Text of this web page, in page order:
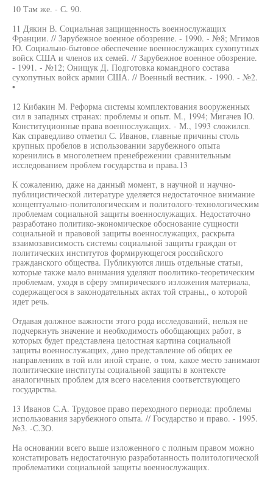
10 Там же. - С. 90.
11 Дякин В. Социальная защищенность военнослужащих
Франции. // Зарубежное военное обозрение. - 1990. - №8; Мгимов
Ю. Социально-бытовое обеспечение военнослужащих сухопутных
войск США и членов их семей. // Зарубежное военное обозрение.
- 1991. - №12; Онищук Д. Подготовка командного состава
сухопутных войск армии США. // Военный вестник. - 1990. - №2.
•
12 Кибакин М. Реформа системы комплектования вооруженных
сил в западных странах: проблемы и опыт. М., 1994; Мигачев Ю.
Конституционные права военнослужащих. - М., 1993 сложился.
Как справедливо отметил С. Иванов, главные причины столь
крупных пробелов в использовании зарубежного опыта
коренились в многолетнем пренебрежении сравнительным
исследованием проблем государства и права.13
К сожалению, даже на данный момент, в научной и научно-
публицистической литературе уделяется недостаточное внимание
концептуально-политологическим и политолого-технологическим
проблемам социальной защиты военнослужащих. Недостаточно
разработано политико-экономическое обоснование сущности
социальной и правовой защиты военнослужащих, раскрыта
взаимозависимость системы социальной защиты граждан от
политических институтов формирующегося российского
гражданского общества. Публикуются лишь отдельные статьи,
которые также мало внимания уделяют поолитико-теоретическим
проблемам, уходя в сферу эмпирического изложения материала,
содержащегося в законодательных актах той страны,, о которой
идет речь.
Отдавая должное важности этого рода исследований, нельзя не
подчеркнуть значение и необходимость обобщающих работ, в
которых будет представлена целостная картина социальной
защиты военнослужащих, дано представление об общих ее
направлениях в той или иной стране, о том, какое место занимают
политические институты социальной защиты в контексте
аналогичных проблем для всего населения соответствующего
государства.
13 Иванов С.А. Трудовое право переходного периода: проблемы
использования зарубежного опыта. // Государство и право. - 1995.
№3. -С.ЗО.
На основании всего выше изложенного с полным правом можно
констатировать недостаточную разработанность политологической
проблематики социальной защиты военнослужащих.